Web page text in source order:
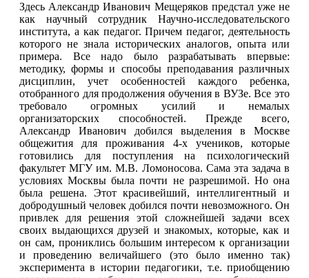
Здесь Александр Иванович Мещеряков предстал уже не
как научный сотрудник Научно-исследовательского
института, а как педагог. Причем педагог, деятельность
которого не знала исторических аналогов, опыта или
примера. Все надо было разрабатывать впервые:
методику, формы и способы преподавания различных
дисциплин, учет особенностей каждого ребенка,
отобранного для продолжения обучения в ВУЗе. Все это
требовало огромных усилий и немалых
организаторских способностей. Прежде всего,
Александр Иванович добился выделения в Москве
общежития для проживания 4-х учеников, которые
готовились для поступления на психологический
факультет МГУ им. М.В. Ломоносова. Сама эта задача в
условиях Москвы была почти не разрешимой. Но она
была решена. Этот красивейший, интеллигентный и
добродушный человек добился почти невозможного. Он
привлек для решения этой сложнейшей задачи всех
своих выдающихся друзей и знакомых, которые, как и
он сам, прониклись большим интересом к организации
и проведению величайшего (это было именно так)
эксперимента в истории педагогики, т.е. приобщению